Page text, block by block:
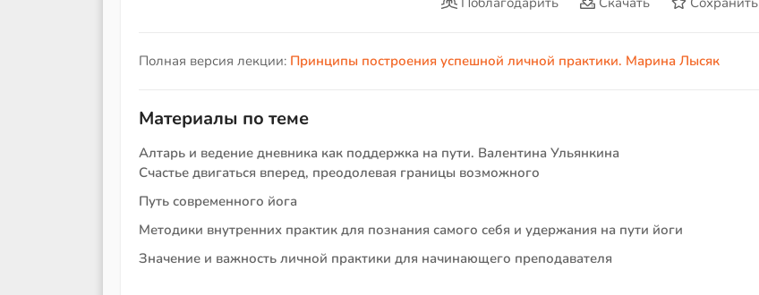
Полная версия лекции: Принципы построения успешной личной практики. Марина Лысяк
Материалы по теме
Алтарь и ведение дневника как поддержка на пути. Валентина Ульянкина
Счастье двигаться вперед, преодолевая границы возможного
Путь современного йога
Методики внутренних практик для познания самого себя и удержания на пути йоги
Значение и важность личной практики для начинающего преподавателя